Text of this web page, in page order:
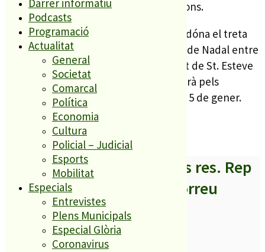
Darrer informatiu
Podcasts
Programació
Actualitat
General
Societat
Comarcal
Política
Economia
Cultura
Policial – Judicial
Esports
Mobilitat
Especials
Entrevistes
Plens Municipals
Especial Glòria
Coronavirus
propera al tió per tal de fer les donacions.
El tió, que ja fa 3 anys que es fa a PLF, dóna el treta
de sortida a les activitats de les festes de Nadal entre
les que hi haurà el juga juga, el concert de St. Esteve
o la cavalcada dels Reis Mags que es farà pels
principals carrers de PLF el proper dia 5 de gener.
A partir d’ara no et perdis res. Rep
els titulars al teu correu